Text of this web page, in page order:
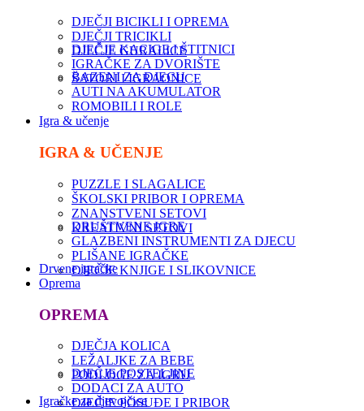
DJEČJI BICIKLI I OPREMA
DJEČJI TRICIKLI
DJEČJE GURALICE
DJEČJE KACIGE I ŠTITNICI
IGRAČKE ZA DVORIŠTE
ŠATORI I IGRAONICE
BAZENI ZA DJECU
AUTI NA AKUMULATOR
ROMOBILI I ROLE
Igra & učenje
IGRA & UČENJE
PUZZLE I SLAGALICE
ŠKOLSKI PRIBOR I OPREMA
ZNANSTVENI SETOVI
KREATIVNI SETOVI
DRUŠTVENE IGRE
GLAZBENI INSTRUMENTI ZA DJECU
PLIŠANE IGRAČKE
DJEČJE KNJIGE I SLIKOVNICE
Drvene igračke
Oprema
OPREMA
DJEČJA KOLICA
LEŽALJKE ZA BEBE
PODLOGE ZA IGRU
DJEČJE POSTELJINE
DODACI ZA AUTO
DJEČJE POSUĐE I PRIBOR
Igračke za djevojčice